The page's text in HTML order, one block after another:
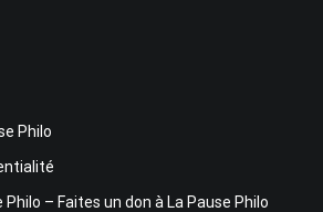
Philo
– Faites un don à La Pause Philo